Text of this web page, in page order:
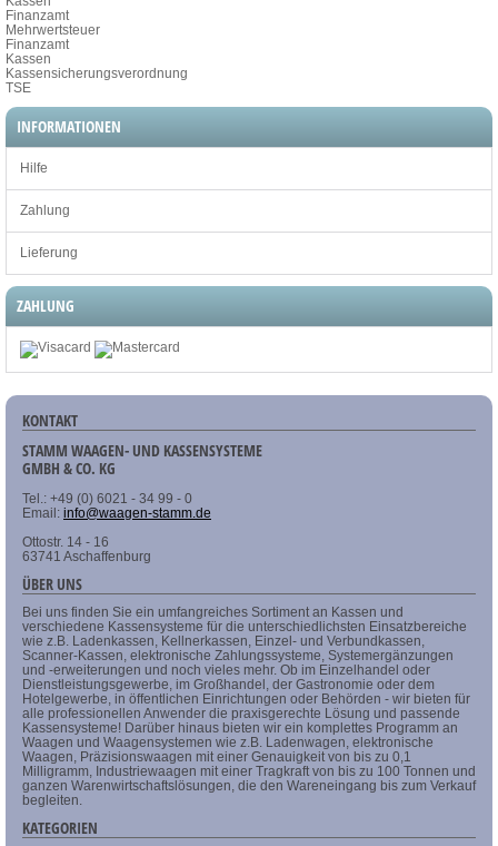
Finanzamt
Mehrwertsteuer
Finanzamt
Kassen
Kassensicherungsverordnung
TSE
INFORMATIONEN
Hilfe
Zahlung
Lieferung
ZAHLUNG
KONTAKT
STAMM WAAGEN- UND KASSENSYSTEME
GMBH & CO. KG
Tel.: +49 (0) 6021 - 34 99 - 0
Email: info@waagen-stamm.de
Ottostr. 14 - 16
63741 Aschaffenburg
ÜBER UNS
Bei uns finden Sie ein umfangreiches Sortiment an Kassen und
verschiedene Kassensysteme für die unterschiedlichsten Einsatzbereiche
wie z.B. Ladenkassen, Kellnerkassen, Einzel- und Verbundkassen,
Scanner-Kassen, elektronische Zahlungssysteme, Systemergänzungen
und -erweiterungen und noch vieles mehr. Ob im Einzelhandel oder
Dienstleistungsgewerbe, im Großhandel, der Gastronomie oder dem
Hotelgewerbe, in öffentlichen Einrichtungen oder Behörden - wir bieten für
alle professionellen Anwender die praxisgerechte Lösung und passende
Kassensysteme! Darüber hinaus bieten wir ein komplettes Programm an
Waagen und Waagensystemen wie z.B. Ladenwagen, elektronische
Waagen, Präzisionswaagen mit einer Genauigkeit von bis zu 0,1
Milligramm, Industriewaagen mit einer Tragkraft von bis zu 100 Tonnen und
ganzen Warenwirtschaftslösungen, die den Wareneingang bis zum Verkauf
begleiten.
KATEGORIEN